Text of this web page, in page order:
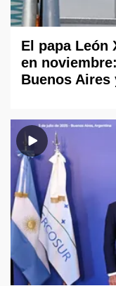
El papa León
en
Buenos Aires